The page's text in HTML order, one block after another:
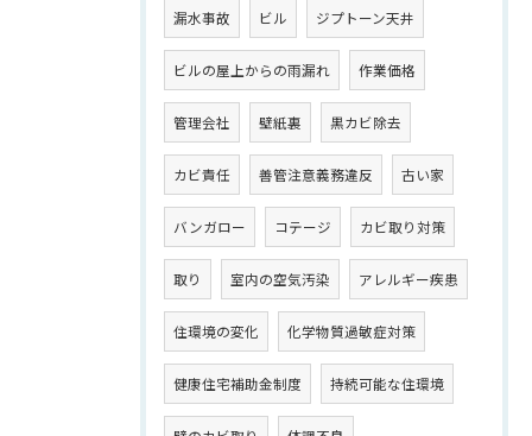
漏水事故 ビル ジプトーン天井
ビルの屋上からの雨漏れ 作業価格
管理会社 壁紙裏 黒カビ除去
カビ責任 善管注意義務違反 古い家
バンガロー コテージ カビ取り対策
取り 室内の空気汚染 アレルギー疾患
住環境の変化 化学物質過敏症対策
健康住宅補助金制度 持続可能な住環境